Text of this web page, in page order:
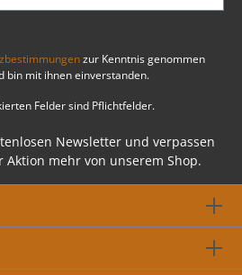
durch unsere Profis bei BSB
zu treten. Unser
steht dir gerne beratend
ums Thema Harley
Davidson® zur Verfügung.
zur Kenntnis genommen
bin mit ihnen einverstanden.
Felder sind Pflichtfelder.
Newsletter und verpassen
Aktion mehr von unserem Shop.